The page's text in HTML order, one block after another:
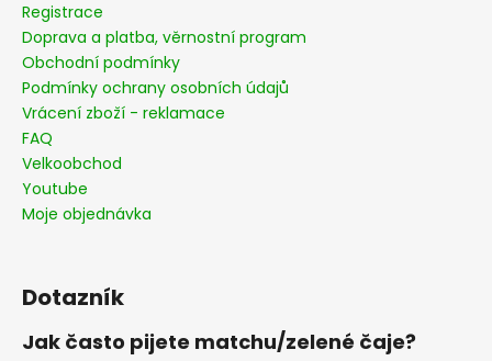
Registrace
Doprava a platba, věrnostní program
Obchodní podmínky
Podmínky ochrany osobních údajů
Vrácení zboží - reklamace
FAQ
Velkoobchod
Youtube
Moje objednávka
Dotazník
Jak často pijete matchu/zelené čaje?